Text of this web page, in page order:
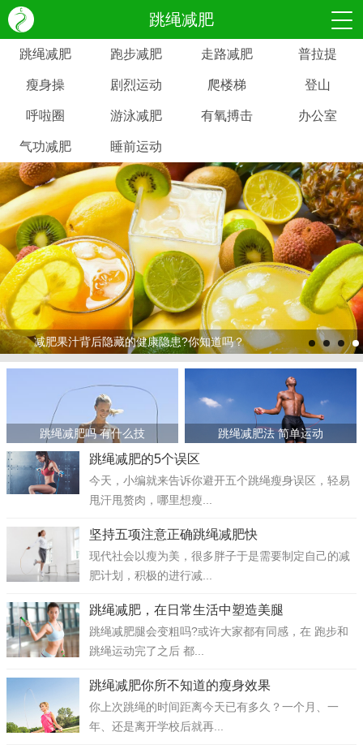
跳绳减肥
跳绳减肥 跑步减肥 走路减肥 普拉提
瘦身操 剧烈运动 爬楼梯 登山
呼啦圈 游泳减肥 有氧搏击 办公室
气功减肥 睡前运动
减肥果汁背后隐藏的健康隐患?你知道吗？
>
跳绳减肥吗 有什么技
>
跳绳减肥法 简单运动
跳绳减肥的5个误区
今天，小编就来告诉你避开五个跳绳瘦身误区，轻易
甩汗甩赘肉，哪里想瘦...
坚持五项注意正确跳绳减肥快
现代社会以瘦为美，很多胖子于是需要制定自己的减
肥计划，积极的进行减...
跳绳减肥，在日常生活中塑造美腿
跳绳减肥腿会变粗吗?或许大家都有同感，在 跑步和
跳绳运动完了之后 都...
跳绳减肥你所不知道的瘦身效果
你上次跳绳的时间距离今天已有多久？一个月、一
年、还是离开学校后就再...